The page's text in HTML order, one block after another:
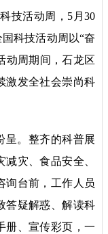
技活动周，5月30
科技活动周以“奋
动周期间，石龙区
激发全社会崇尚科
呈。整齐的科普展
灾、食品安全、
询台前，工作人员
答疑解惑、解读科
册、宣传彩页，一